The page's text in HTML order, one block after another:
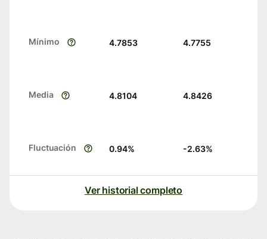
Mínimo 4.7853 4.7755
Media 4.8104 4.8426
Fluctuación 0.94% -2.63%
Ver historial completo